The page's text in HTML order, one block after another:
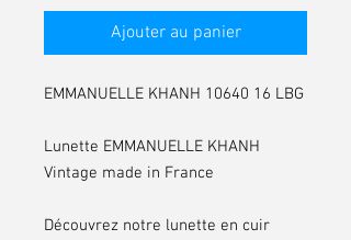
Ajouter au panier
EMMANUELLE KHANH 10640 16 LBG
Lunette EMMANUELLE KHANH
Vintage made in France
Découvrez notre lunette en cuir